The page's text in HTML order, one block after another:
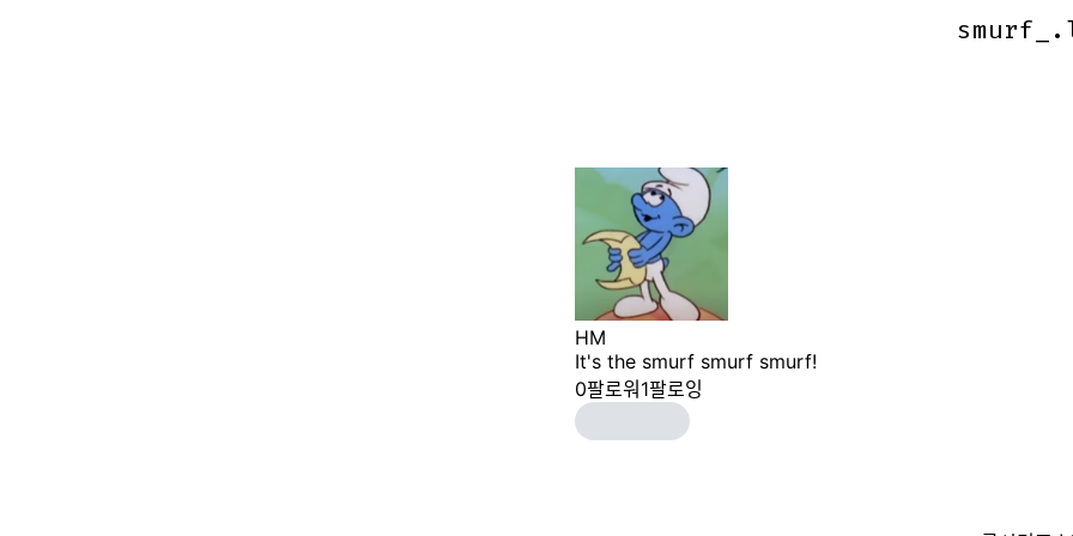
HM
It's the smurf smurf smurf!
0팔로워 1팔로잉